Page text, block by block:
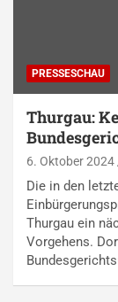
PRESSESCHAU
Thurgau:
6. Oktober 2024
Die in den
Thurgau ein
Vorgehens.